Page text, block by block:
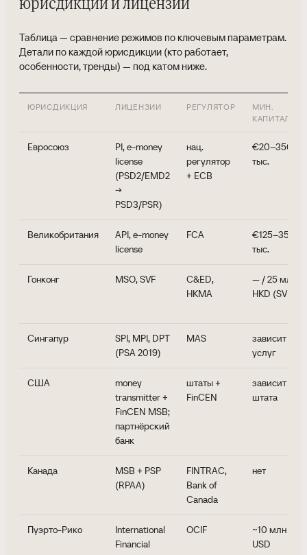
юрисдикции и лицензии
Таблица — сравнение режимов по ключевым параметрам.
Детали по каждой юрисдикции (кто работает,
особенности, тренды) — под катом ниже.
ЮРИСДИКЦИЯ ЛИЦЕНЗИИ РЕГУЛЯТОР
МИН.
КАПИТАЛ
Евросоюз
PI, e-money
license
(PSD2/EMD2
→
PSD3/PSR)
нац.
регулятор
+ ECB
€20–350
тыс.
Великобритания
API, e-money
license
FCA
€125–350
тыс.
Гонконг MSO, SVF
C&ED,
HKMA
— / 25 млн
HKD (SVF)
Сингапур
SPI, MPI, DPT
(PSA 2019)
MAS
зависит от
услуг
США
money
transmitter +
FinCEN MSB;
партнёрский
банк
штаты +
FinCEN
зависит от
штата
Канада
MSB + PSP
(RPAA)
FINTRAC,
Bank of
Canada
нет
Пуэрто-Рико
International
Financial
OCIF
~10 млн
USD